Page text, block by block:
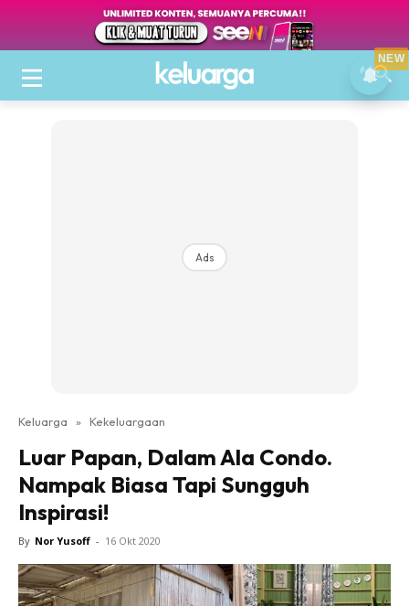
Ads
Keluarga » Kekeluargaan
Luar Papan, Dalam Ala Condo.
Nampak Biasa Tapi Sungguh
Inspirasi!
By Nor Yusoff - 16 Okt 2020
NEW